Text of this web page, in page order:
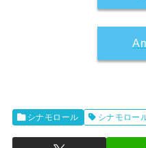
シナモロール シナモロー